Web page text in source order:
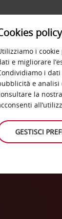
OFFERTE
I
policy
i
e migliorare
i
e
la nostra
GESTISCI